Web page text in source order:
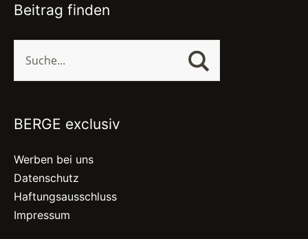
Beitrag finden
BERGE exclusiv
Werben bei uns
Datenschutz
Haftungsausschluss
Impressum